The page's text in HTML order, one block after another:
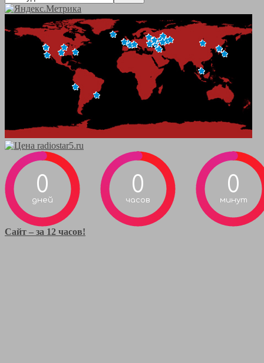
0
дней
0
часов
0
минут
Сайт – за 12 часов!